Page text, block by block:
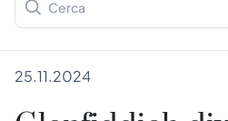
25.11.2024